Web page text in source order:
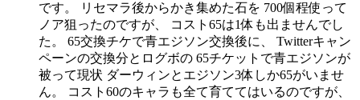
です。 リセマラ後からかき集めた石を 700個程使って
ノア狙ったのですが、 コスト65は1体も出ませんでし
た。 65交換チケで青エジソン交換後に、 Twitterキャン
ペーンの交換分とログボの 65チケットで青エジソンが
被って現状 ダーウィンとエジソン3体しか65がいませ
ん。 コスト60のキャラも全て育ててはいるのですが、